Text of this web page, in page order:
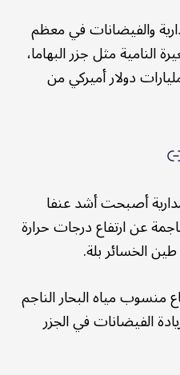
والفيضانات في معظم
النامية مثل جزر البهاما،
خسرت ما لا يقل عن 4 مليارات دولار أميركي من
أصبحت أشد عنفا
عن ارتفاع درجات حرارة
طين الخسائر بلة.
مياه البحار الناجم
الفيضانات في الجزر